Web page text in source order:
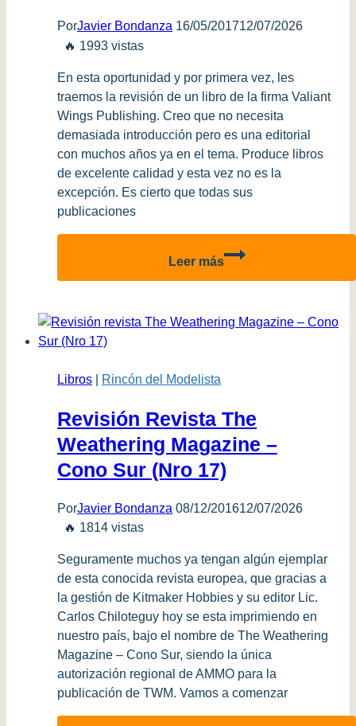
PorJavier Bondanza 16/05/201712/07/2026
🔥 1993 vistas
En esta oportunidad y por primera vez, les
traemos la revisión de un libro de la firma Valiant
Wings Publishing. Creo que no necesita
demasiada introducción pero es una editorial
con muchos años ya en el tema. Produce libros
de excelente calidad y esta vez no es la
excepción. Es cierto que todas sus
publicaciones
Leer más
Review
de
Wings
Libros Rincón del Modelista
Revisión Revista The
Weathering Magazine –
Cono Sur (Nro 17)
PorJavier Bondanza 08/12/201612/07/2026
🔥 1814 vistas
Seguramente muchos ya tengan algún ejemplar
de esta conocida revista europea, que gracias a
la gestión de Kitmaker Hobbies y su editor Lic.
Carlos Chiloteguy hoy se esta imprimiendo en
nuestro país, bajo el nombre de The Weathering
Magazine – Cono Sur, siendo la única
autorización regional de AMMO para la
publicación de TWM. Vamos a comenzar